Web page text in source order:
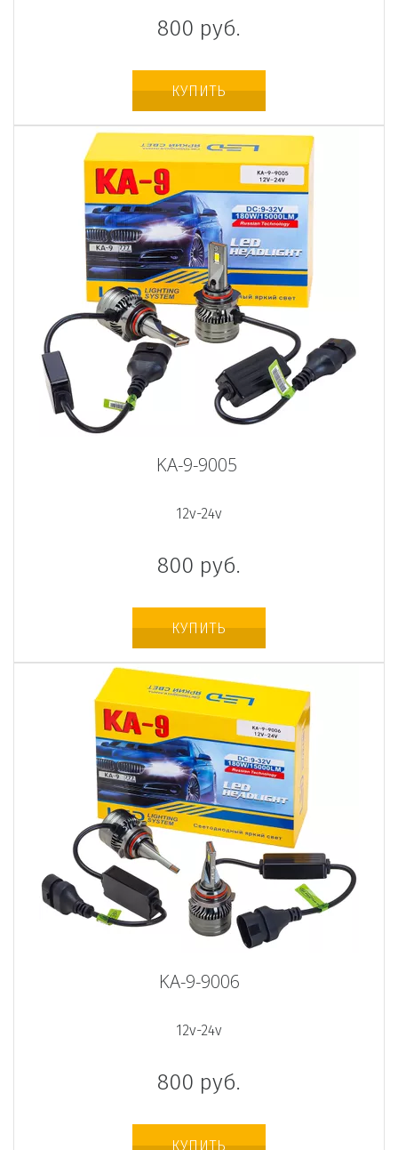
800 руб.
КУПИТЬ
KA-9-9005
12v-24v
800 руб.
КУПИТЬ
KA-9-9006
12v-24v
800 руб.
КУПИТЬ